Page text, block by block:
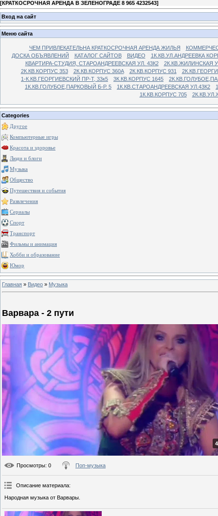
[КРАТКОСРОЧНАЯ АРЕНДА В ЗЕЛЕНОГРАДЕ 8 965 4232543]
Вход на сайт
Меню сайта
ЧЕМ ПРИВЛЕКАТЕЛЬНА КРАТКОСРОЧНАЯ АРЕНДА ЖИЛЬЯ
ДОСКА ОБЪЯВЛЕНИЙ
КАТАЛОГ САЙТОВ ВИДЕО
1К.КВ.УЛ.АНДРЕЕВКА
КВАРТИРА-СТУДИЯ, СТАРОАНДРЕЕВСКАЯ УЛ. 43К2
2К.КВ.ЖИЛИНСКАЯ
2К.КВ.КОРПУС 353
2К.КВ.КОРПУС 360А 2К.КВ.КОРПУС 931
1-К.КВ.ГЕОРГИЕВСКИЙ ПР-Т, 33к5
3К.КВ.КОРПУС 1645
1К.КВ.ГОЛУБОЕ,ПАРКОВЫЙ Б-Р. 5
1К.КВ.СТАРОАНДРЕЕВСКАЯ УЛ.43К2
1К.КВ.КОРПУС 705
Categories
Другое
Компьютерные игры
Красота и здоровье
Люди и блоги
Музыка
Общество
Путешествия и события
Развлечения
Сериалы
Спорт
Транспорт
Фильмы и анимация
Хобби и образование
Юмор
Главная » Видео » Музыка
Варвара - 2 пути
Просмотры: 0 Поп-музыка
Описание материала:
Народная музыка от Варвары.